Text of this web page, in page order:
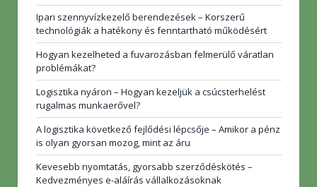
Ipari szennyvízkezelő berendezések – Korszerű
technológiák a hatékony és fenntartható működésért
Hogyan kezelheted a fuvarozásban felmerülő váratlan
problémákat?
Logisztika nyáron – Hogyan kezeljük a csúcsterhelést
rugalmas munkaerővel?
A logisztika következő fejlődési lépcsője – Amikor a pénz
is olyan gyorsan mozog, mint az áru
Kevesebb nyomtatás, gyorsabb szerződéskötés –
Kedvezményes e-aláírás vállalkozásoknak